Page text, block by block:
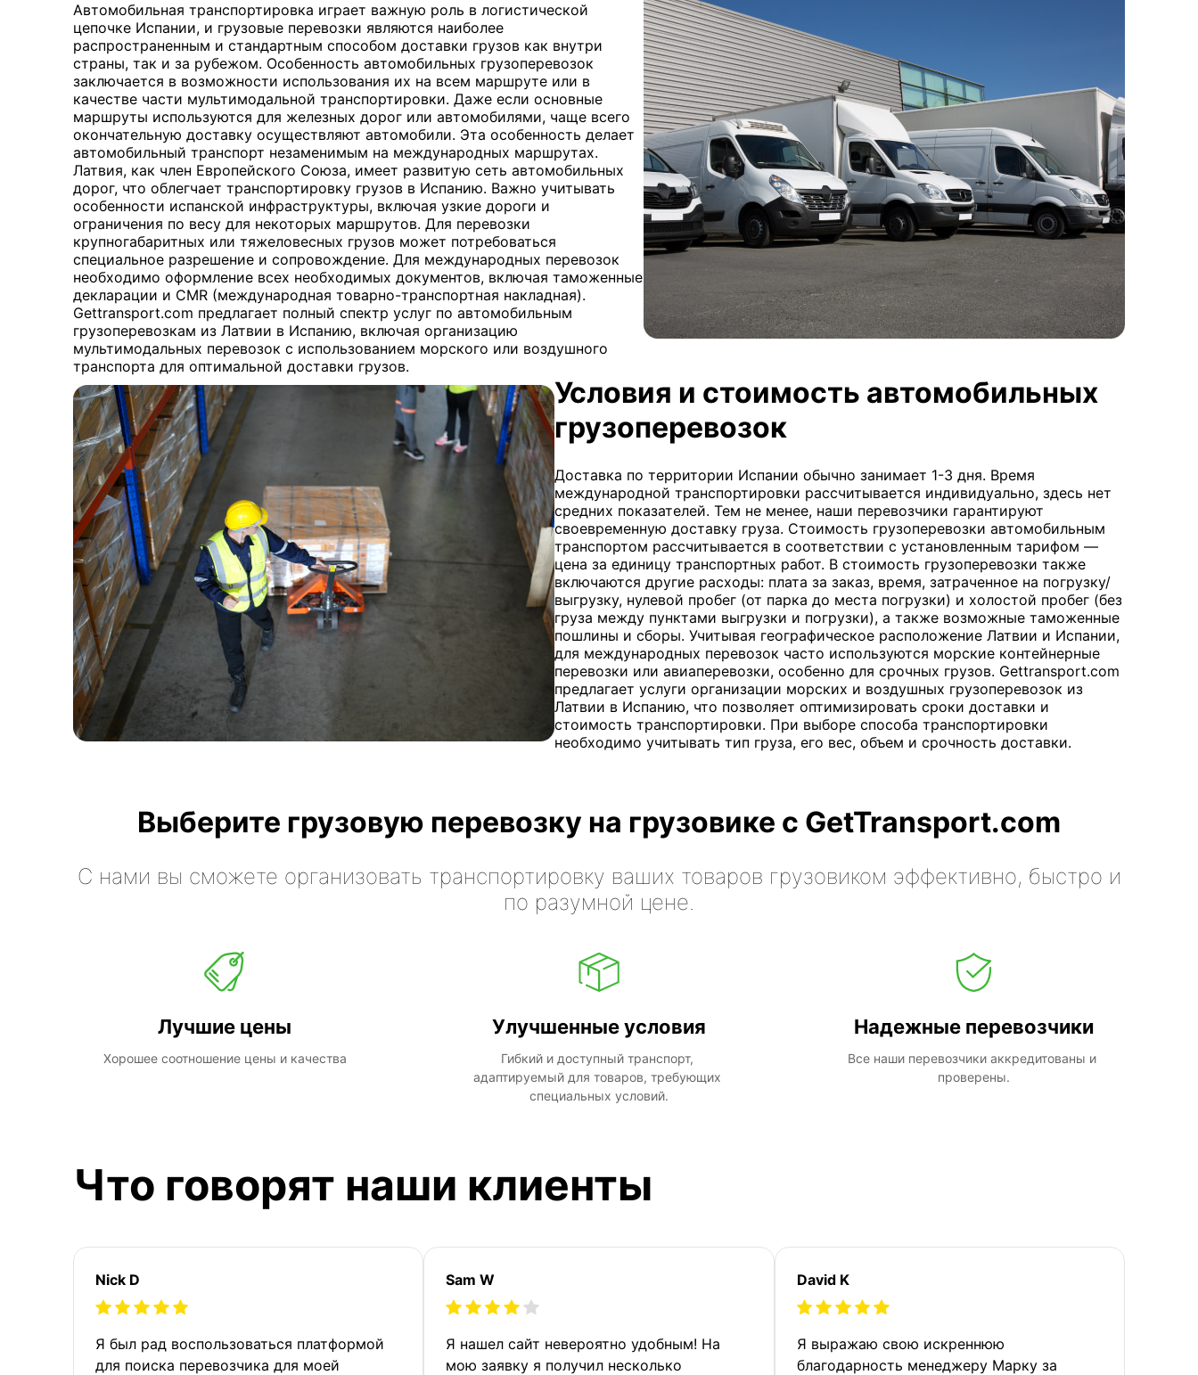
Автомобильная транспортировка играет важную роль в логистической
цепочке Испании, и грузовые перевозки являются наиболее
распространенным и стандартным способом доставки грузов как внутри
страны, так и за рубежом. Особенность автомобильных грузоперевозок
заключается в возможности использования их на всем маршруте или в
качестве части мультимодальной транспортировки. Даже если основные
маршруты используются для железных дорог или автомобилями, чаще всего
окончательную доставку осуществляют автомобили. Эта особенность делает
автомобильный транспорт незаменимым на международных маршрутах.
Латвия, как член Европейского Союза, имеет развитую сеть автомобильных
дорог, что облегчает транспортировку грузов в Испанию. Важно учитывать
особенности испанской инфраструктуры, включая узкие дороги и
ограничения по весу для некоторых маршрутов. Для перевозки
крупногабаритных или тяжеловесных грузов может потребоваться
специальное разрешение и сопровождение. Для международных перевозок
необходимо оформление всех необходимых документов, включая таможенные
декларации и CMR (международная товарно-транспортная накладная).
Gettransport.com предлагает полный спектр услуг по автомобильным
грузоперевозкам из Латвии в Испанию, включая организацию
мультимодальных перевозок с использованием морского или воздушного
транспорта для оптимальной доставки грузов.
Условия и стоимость автомобильных
грузоперевозок
Доставка по территории Испании обычно занимает 1-3 дня. Время
международной транспортировки рассчитывается индивидуально, здесь нет
средних показателей. Тем не менее, наши перевозчики гарантируют
своевременную доставку груза. Стоимость грузоперевозки автомобильным
транспортом рассчитывается в соответствии с установленным тарифом —
цена за единицу транспортных работ. В стоимость грузоперевозки также
включаются другие расходы: плата за заказ, время, затраченное на погрузку/
выгрузку, нулевой пробег (от парка до места погрузки) и холостой пробег (без
груза между пунктами выгрузки и погрузки), а также возможные таможенные
пошлины и сборы. Учитывая географическое расположение Латвии и Испании,
для международных перевозок часто используются морские контейнерные
перевозки или авиаперевозки, особенно для срочных грузов. Gettransport.com
предлагает услуги организации морских и воздушных грузоперевозок из
Латвии в Испанию, что позволяет оптимизировать сроки доставки и
стоимость транспортировки. При выборе способа транспортировки
необходимо учитывать тип груза, его вес, объем и срочность доставки.
Выберите грузовую перевозку на грузовике с GetTransport.com
С нами вы сможете организовать транспортировку ваших товаров грузовиком эффективно, быстро и
по разумной цене.
Лучшие цены
Хорошее соотношение цены и качества
Улучшенные условия
Гибкий и доступный транспорт,
адаптируемый для товаров, требующих
специальных условий.
Надежные перевозчики
Все наши перевозчики аккредитованы и
проверены.
Что говорят наши клиенты
Nick D
Я был рад воспользоваться платформой
для поиска перевозчика для моей
Sam W
Я нашел сайт невероятно удобным! На
мою заявку я получил несколько
David K
Я выражаю свою искреннюю
благодарность менеджеру Марку за